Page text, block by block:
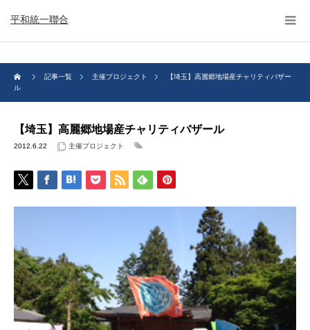
平和統一聯合
記事一覧 主催プロジェクト
【埼玉】高麗郷地場産チャリティバザー
ル
【埼玉】高麗郷地場産チャリティバザール
2012.6.22 主催プロジェクト